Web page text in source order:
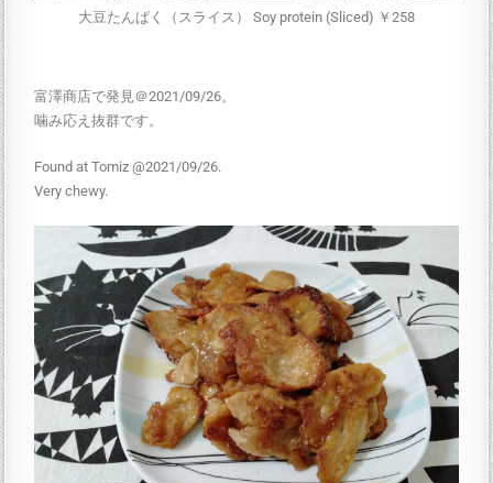
大豆たんぱく（スライス） Soy protein (Sliced) ￥258
富澤商店で発見＠2021/09/26。
噛み応え抜群です。
Found at Tomiz @2021/09/26.
Very chewy.